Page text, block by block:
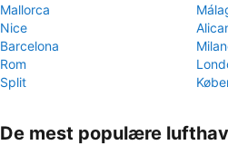
Mallorca
Nice
Barcelona
Rom
Split
De mest populære